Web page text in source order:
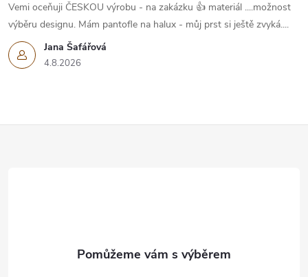
Jana Šafářová
4.8.2026
Vemi oceňuji ČESKOU výrobu - na zakázku 👍 materiál ....možnost
výběru designu. Mám pantofle na halux - můj prst si ještě zvyká....